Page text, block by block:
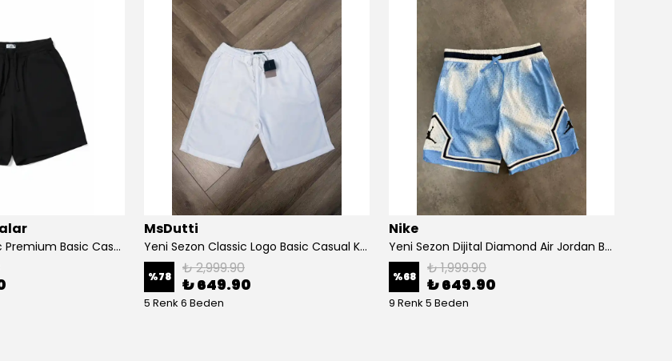
Yeni Sezon Classic Premium Basic Casual Müslin Şort
MsDutti
Yeni Sezon Classic Logo Basic Casual Keten Şort
%78 ₺ 2,999.90
₺ 649.90
5 Renk 6 Beden
Nike
Yeni Sezon Dijital Diamond Air Jordan Basketball Şort
%68 ₺ 1,999.90
₺ 649.90
9 Renk 5 Beden